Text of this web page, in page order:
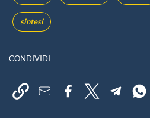
sintesi
CONDIVIDI